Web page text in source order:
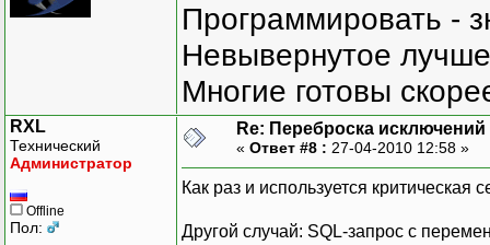
Программировать -
Невывернутое
Многие готовы
RXL
Технический
Администратор
Offline
Пол:
Re: Переброска исключений
« Ответ #8 : 27-04-2010 12:58 »
Как раз и используется критическая
Другой случай: SQL-запрос с